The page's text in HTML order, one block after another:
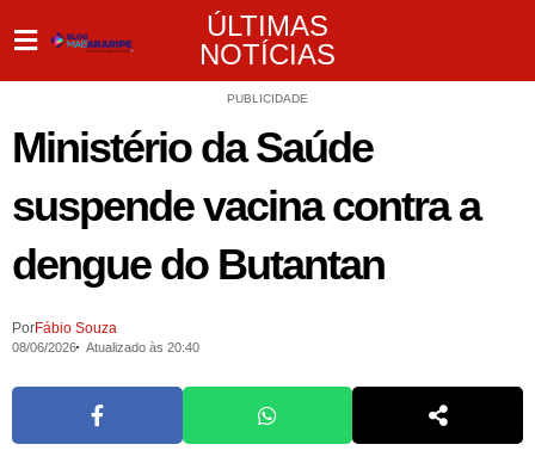
ÚLTIMAS
NOTÍCIAS
PUBLICIDADE
Ministério da Saúde
suspende vacina contra a
dengue do Butantan
PorFábio Souza
08/06/2026 Atualizado às 20:40